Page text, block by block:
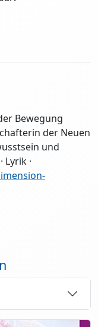
Bewegung
der Neuen
und
Lyrik ·